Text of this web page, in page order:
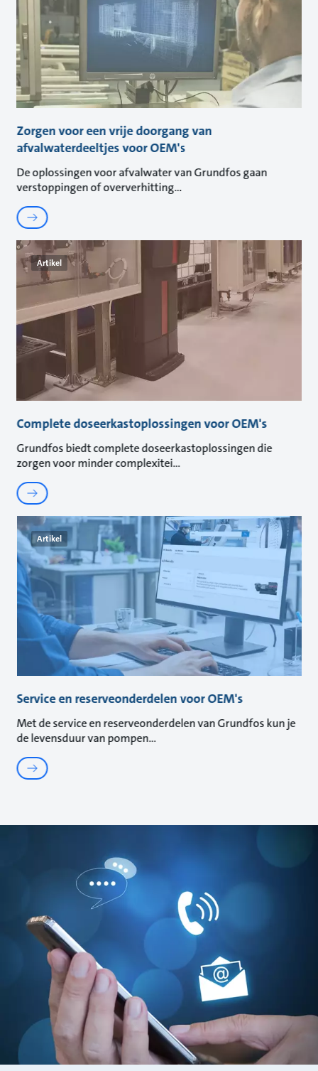
Zorgen voor een vrije doorgang van
afvalwaterdeeltjes voor OEM's
De oplossingen voor afvalwater van Grundfos gaan
verstoppingen of oververhitting
Artikel
Complete doseerkastoplossingen voor OEM's
Grundfos biedt complete doseerkastoplossingen die
zorgen voor minder complexitei
Artikel
Service en reserveonderdelen voor OEM's
Met de service en reserveonderdelen van Grundfos kun je
de levensduur van pompen